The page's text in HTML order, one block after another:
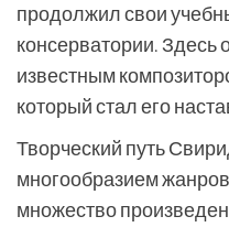
продолжил свои
консерватории. Здесь
известным
который стал его
Творческий путь
многообразием
множество